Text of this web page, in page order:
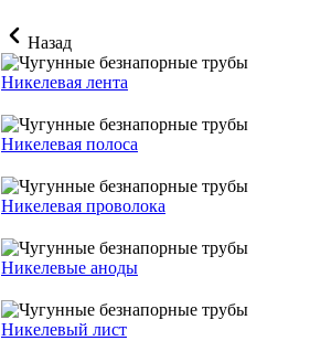
Назад
Никелевая лента
Никелевая полоса
Никелевая проволока
Никелевые аноды
Никелевый лист